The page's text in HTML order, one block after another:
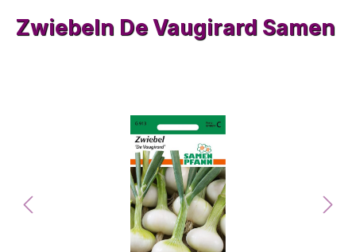
Zwiebeln De Vaugirard Samen